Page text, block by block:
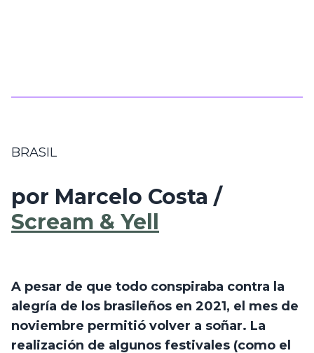
BRASIL
Scream & Yell
A pesar de que todo conspiraba contra la
alegría de los brasileños en 2021, el mes de
noviembre permitió volver a soñar. La